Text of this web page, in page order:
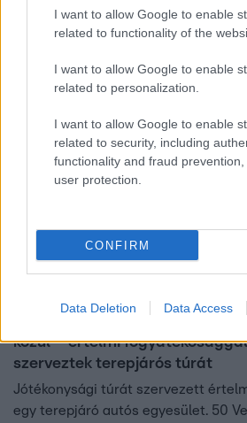
I want to allow Google to enable
related to functionality of the
I want to allow Google to enable
related to personalization.
I want to allow Google to enable
related to security, including
functionality and fraud
user protection.
CONFIRM
Data Deletion Data Access
tapasztalatait Fazekas Vivien
Híradó
közül – értelmi
szerveztek terepjárós túrát
Jótékonysági túrát szervezett
egy terepjáró autós egyesület. 50